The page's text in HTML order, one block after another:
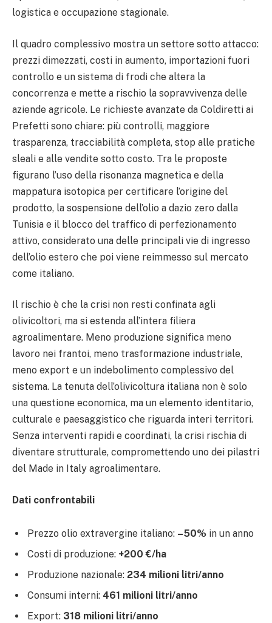
logistica e occupazione stagionale.
Il quadro complessivo mostra un settore sotto attacco:
prezzi dimezzati, costi in aumento, importazioni fuori
controllo e un sistema di frodi che altera la
concorrenza e mette a rischio la sopravvivenza delle
aziende agricole. Le richieste avanzate da Coldiretti ai
Prefetti sono chiare: più controlli, maggiore
trasparenza, tracciabilità completa, stop alle pratiche
sleali e alle vendite sotto costo. Tra le proposte
figurano l’uso della risonanza magnetica e della
mappatura isotopica per certificare l’origine del
prodotto, la sospensione dell’olio a dazio zero dalla
Tunisia e il blocco del traffico di perfezionamento
attivo, considerato una delle principali vie di ingresso
dell’olio estero che poi viene reimmesso sul mercato
come italiano.
Il rischio è che la crisi non resti confinata agli
olivicoltori, ma si estenda all’intera filiera
agroalimentare. Meno produzione significa meno
lavoro nei frantoi, meno trasformazione industriale,
meno export e un indebolimento complessivo del
sistema. La tenuta dell’olivicoltura italiana non è solo
una questione economica, ma un elemento identitario,
culturale e paesaggistico che riguarda interi territori.
Senza interventi rapidi e coordinati, la crisi rischia di
diventare strutturale, compromettendo uno dei pilastri
del Made in Italy agroalimentare.
Dati confrontabili
Prezzo olio extravergine italiano: –50% in un anno
Costi di produzione: +200 €/ha
Produzione nazionale: 234 milioni litri/anno
Consumi interni: 461 milioni litri/anno
Export: 318 milioni litri/anno